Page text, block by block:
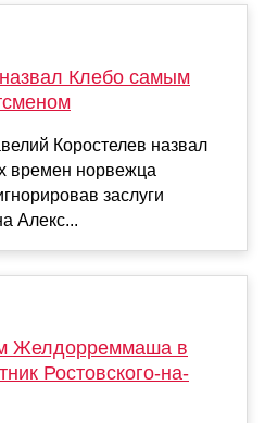
Клебо самым
Коростелев назвал
времен норвежца
заслуги
Алекс...
Желдорреммаша в
Ростовского-на-